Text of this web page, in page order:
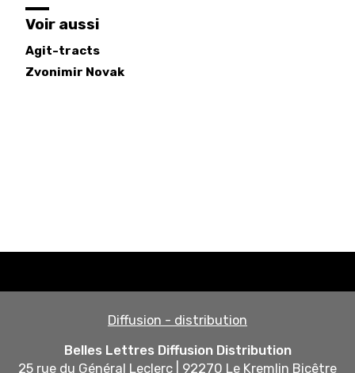
Voir aussi
Agit-tracts
Zvonimir Novak
Diffusion - distribution
Belles Lettres Diffusion Distribution
25 rue du Général Leclerc | 92270 Le Kremlin Bicêtre